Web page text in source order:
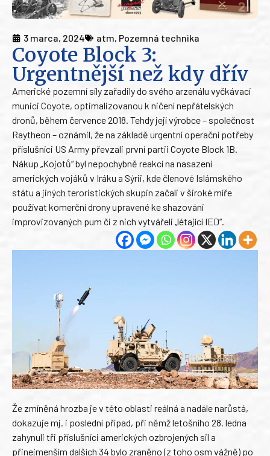
3 marca, 2024 atm, Pozemná technika
Coyote Block 3:
Urgentnější než kdy dřív
Americké pozemní síly zařadily do svého arzenálu vyčkávací
munici Coyote, optimalizovanou k ničení nepřátelských
dronů, během července 2018. Tehdy její výrobce – společnost
Raytheon – oznámil, že na základě urgentní operační potřeby
příslušníci US Army převzali první partii Coyote Block 1B.
Nákup „Kojotů“ byl nepochybně reakcí na nasazení
amerických vojáků v Iráku a Sýrii, kde členové Islámského
státu a jiných teroristických skupin začali v široké míře
používat komerční drony upravené ke shazování
improvizovaných pum či z nich vytvářeli „létající IED“.
Že zmíněná hrozba je v této oblasti reálná a nadále narůstá,
dokazuje mj. i poslední případ, při němž letošního 28. ledna
zahynuli tři příslušníci amerických ozbrojených sil a
přinejmenším dalších 34 bylo zraněno (z toho osm vážně) po